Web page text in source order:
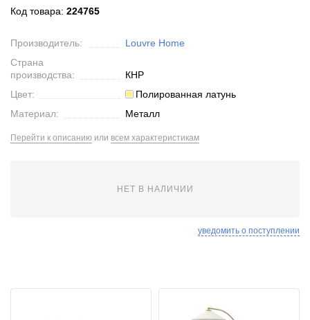
Код товара: 224765
Производитель:
Louvre Home
Страна
производства:
КНР
Цвет:
Полированная латунь
Материал:
Металл
Перейти к описанию или всем характеристикам
НЕТ В НАЛИЧИИ
уведомить о поступлении